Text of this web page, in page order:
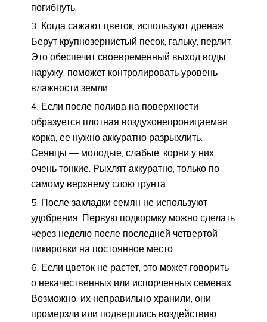
погибнуть.
Когда сажают цветок, используют дренаж.
Берут крупнозернистый песок, гальку, перлит.
Это обеспечит своевременный выход воды
наружу, поможет контролировать уровень
влажности земли.
Если после полива на поверхности
образуется плотная воздухонепроницаемая
корка, ее нужно аккуратно разрыхлить.
Сеянцы — молодые, слабые, корни у них
очень тонкие. Рыхлят аккуратно, только по
самому верхнему слою грунта.
После закладки семян не используют
удобрения. Первую подкормку можно сделать
через неделю после последней четвертой
пикировки на постоянное место.
Если цветок не растет, это может говорить
о некачественных или испорченных семенах.
Возможно, их неправильно хранили, они
промерзли или подверглись воздействию